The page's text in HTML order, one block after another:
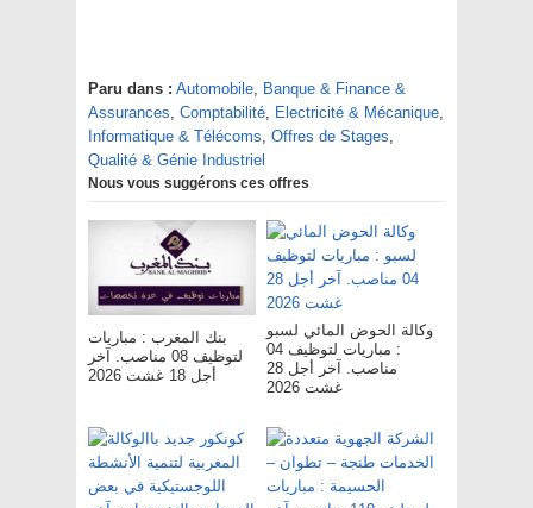
Paru dans : Automobile, Banque & Finance &
Assurances, Comptabilité, Electricité & Mécanique,
Informatique & Télécoms, Offres de Stages,
Qualité & Génie Industriel
Nous vous suggérons ces offres
بنك المغرب : مباريات
لتوظيف 08 مناصب. آخر
أجل 18 غشت 2026
وكالة الحوض المائي لسبو
: مباريات لتوظيف 04
مناصب. آخر أجل 28
غشت 2026